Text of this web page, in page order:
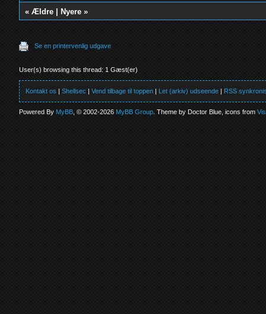
«Ældre Nyere »
Se en printervenlig udgave
User(s) browsing this thread: 1 Gæst(er)
Kontakt os |Shellsec |Vend tilbage til toppen | Let (arkiv) udseende | RSS
Powered ByMyBB , © 2002-2026MyBB Group . Theme by Doctor Blue, icons from